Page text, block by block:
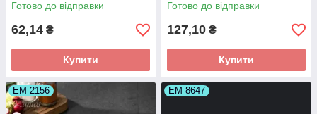
Готово до відправки
62,14 ₴
Купити
Готово до відправки
127,10 ₴
Купити
ЕМ 2156 ЕМ 8647